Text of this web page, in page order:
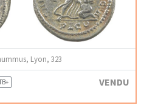
Lyon, 323
VENDU